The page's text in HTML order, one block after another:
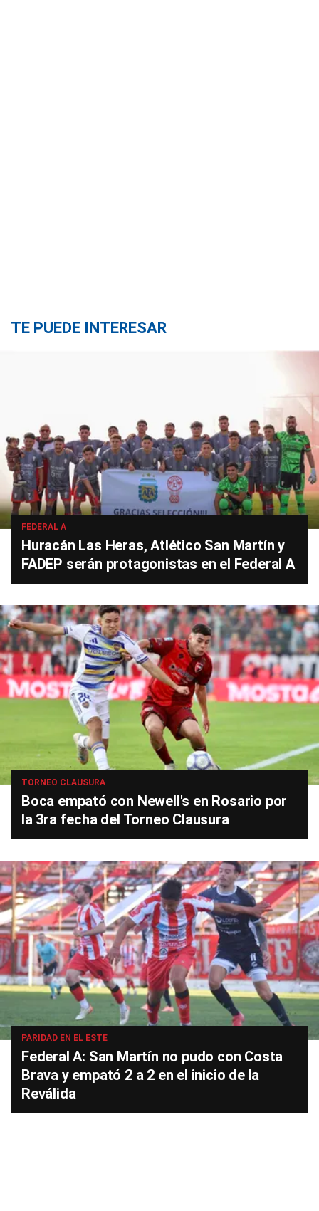
TE PUEDE INTERESAR
FEDERAL A
Huracán Las Heras, Atlético San Martín y
FADEP serán protagonistas en el Federal A
TORNEO CLAUSURA
Boca empató con Newell's en Rosario por
la 3ra fecha del Torneo Clausura
PARIDAD EN EL ESTE
Federal A: San Martín no pudo con Costa
Brava y empató 2 a 2 en el inicio de la
Reválida